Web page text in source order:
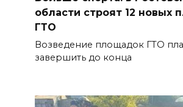
области строят 12 новых
ГТО
Возведение площадок ГТО
завершить до конца